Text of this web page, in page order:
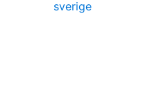
sverige